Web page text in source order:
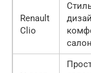
Renault
Clio
салон